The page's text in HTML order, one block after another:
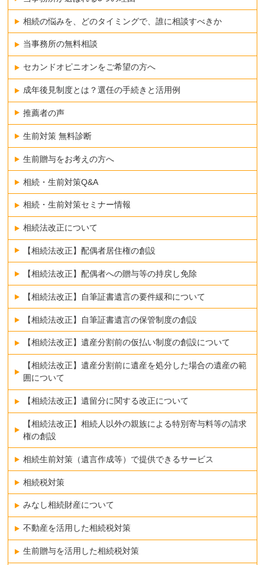
相続の悩みを、どのタイミングで、誰に相談すべきか
当事務所の無料相談
セカンドオピニオンをご希望の方へ
成年後見制度とは？選任の手続きと活用例
推薦者の声
生前対策 無料診断
生前贈与をお考えの方へ
相続・生前対策Q&A
相続・生前対策セミナー情報
相続法改正について
【相続法改正】配偶者居住権の創設
【相続法改正】配偶者への贈与等の持戻し免除
【相続法改正】自筆証書遺言の要件緩和について
【相続法改正】自筆証書遺言の保管制度の創設
【相続法改正】遺産分割前の仮払い制度の創設について
【相続法改正】遺産分割前に遺産を処分した場合の遺産の範
囲について
【相続法改正】遺留分に関する改正について
【相続法改正】相続人以外の親族による特別寄与料等の請求
権の創設
相続生前対策（遺言作成等）で提供できるサービス
相続税対策
みなし相続財産について
不動産を活用した相続税対策
生前贈与を活用した相続税対策